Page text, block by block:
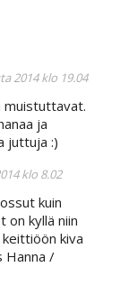
2014 klo 19.04
muistuttavat.
ja
juttuja :)
klo 8.02
kuin
on kyllä niin
keittiöön kiva
Hanna /